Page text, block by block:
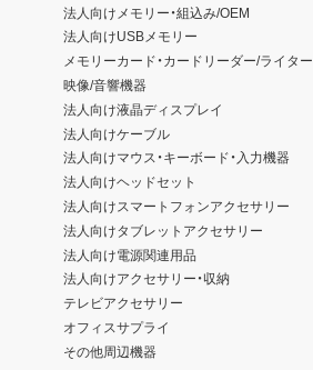
法人向けメモリー・組込み/OEM
法人向けUSBメモリー
メモリーカード・カードリーダー/ライター
映像/音響機器
法人向け液晶ディスプレイ
法人向けケーブル
法人向けマウス・キーボード・入力機器
法人向けヘッドセット
法人向けスマートフォンアクセサリー
法人向けタブレットアクセサリー
法人向け電源関連用品
法人向けアクセサリー・収納
テレビアクセサリー
オフィスサプライ
その他周辺機器